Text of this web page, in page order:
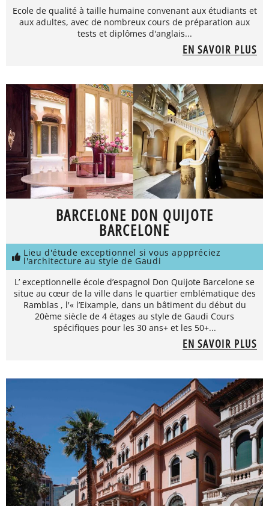
Ecole de qualité à taille humaine convenant aux étudiants et
aux adultes, avec de nombreux cours de préparation aux
tests et diplômes d'anglais...
EN SAVOIR PLUS
BARCELONE DON QUIJOTE
BARCELONE
Lieu d'étude exceptionnel si vous apppréciez
l'architecture au style de Gaudi
L’ exceptionnelle école d’espagnol Don Quijote Barcelone se
situe au cœur de la ville dans le quartier emblématique des
Ramblas , l'« l’Eixample, dans un bâtiment du début du
20ème siècle de 4 étages au style de Gaudi Cours
spécifiques pour les 30 ans+ et les 50+...
EN SAVOIR PLUS